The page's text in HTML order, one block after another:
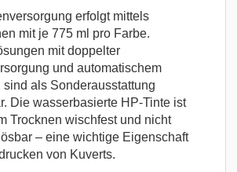
erfolgt mittels
mit je 775 ml pro Farbe.
mit doppelter
und automatischem
sind als Sonderausstattung
Die wasserbasierte HP-Tinte ist
Trocknen wischfest und nicht
– eine wichtige Eigenschaft
von Kuverts.